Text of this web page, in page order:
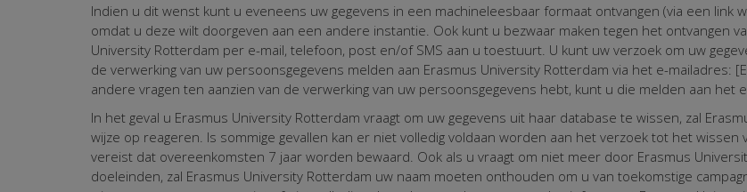
Indien u dit wenst kunt u eveneens uw gegevens in een machineleesbaar formaat ontvangen (via een link
omdat u deze wilt doorgeven aan een andere instantie. Ook kunt u bezwaar maken tegen het ontvangen
University Rotterdam per e-mail, telefoon, post en/of SMS aan u toestuurt. U kunt uw verzoek om uw
de verwerking van uw persoonsgegevens melden aan Erasmus University Rotterdam via het e-mailadres: [E-
andere vragen ten aanzien van de verwerking van uw persoonsgegevens hebt, kunt u die melden aan het
In het geval u Erasmus University Rotterdam vraagt om uw gegevens uit haar database te wissen, zal
wijze op reageren. Is sommige gevallen kan er niet volledig voldaan worden aan het verzoek tot het
vereist dat overeenkomsten 7 jaar worden bewaard. Ook als u vraagt om niet meer door Erasmus
doeleinden, zal Erasmus University Rotterdam uw naam moeten onthouden om u van toekomstige